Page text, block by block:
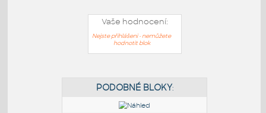
Vaše hodnocení:
Nejste přihlášeni - nemůžete
hodnotit blok